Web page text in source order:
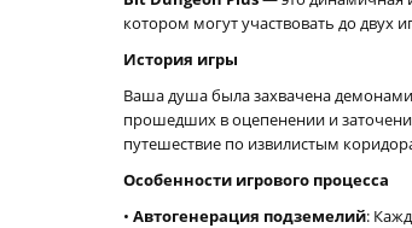
котором могут участвовать до двух
История игры
Ваша душа была захвачена
прошедших в оцепенении и
путешествие по извилистым
Особенности игрового процесса
• Автогенерация подземелий: